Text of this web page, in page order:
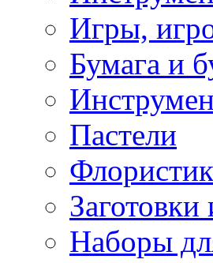
Игры,
Бумага и
Пастели
Наборы